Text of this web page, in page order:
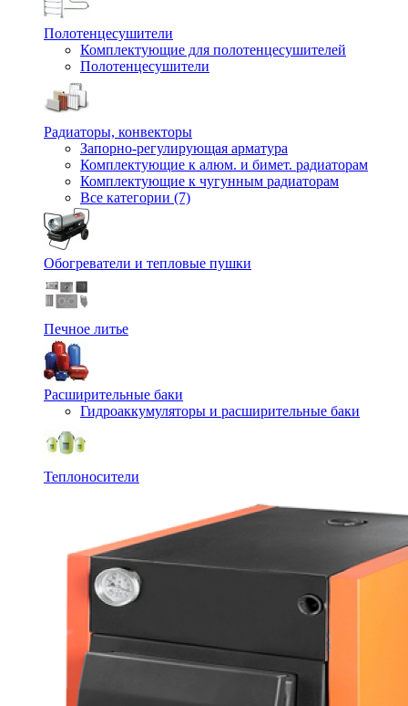
Полотенцесушители
Комплектующие для полотенцесушителей
Полотенцесушители
Радиаторы, конвекторы
Запорно-регулирующая арматура
Комплектующие к алюм. и бимет. радиаторам
Комплектующие к чугунным радиаторам
Все категории (7)
Обогреватели и тепловые пушки
Печное литье
Расширительные баки
Гидроаккумуляторы и расширительные баки
Теплоносители